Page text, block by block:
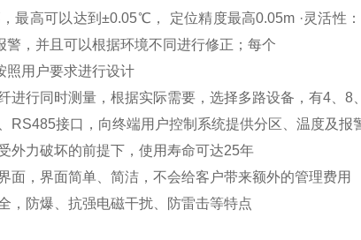
最高可以达到±0.05℃， 定位精度最高0.05m ·灵活性
警，并且可以根据环境不同进行修正；每个
照用户要求进行设计
进行同时测量，根据实际需要，选择多路设备，有4、8
RS485接口，向终端用户控制系统提供分区、温度及报
外力破坏的前提下，使用寿命可达25年
面，界面简单、简洁，不会给客户带来额外的管理费用
，防爆、抗强电磁干扰、防雷击等特点